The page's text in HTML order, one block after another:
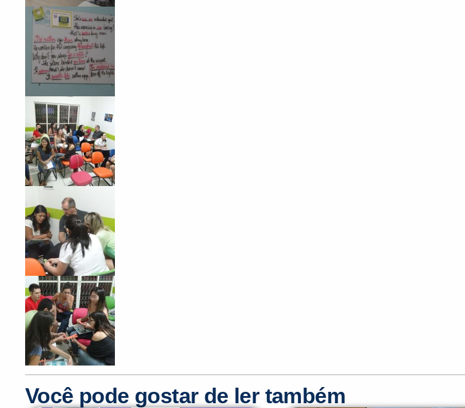
Você pode gostar de ler também